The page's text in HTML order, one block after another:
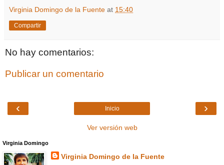
Virginia Domingo de la Fuente at 15:40
Compartir
No hay comentarios:
Publicar un comentario
‹ ›
Inicio
Ver versión web
Virginia Domingo
Virginia Domingo de la Fuente